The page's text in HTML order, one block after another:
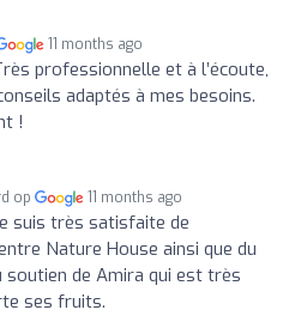
11 months ago
professionnelle et à l’écoute,
adaptés à mes besoins.
!
op 11 months ago
suis très satisfaite de
Nature House ainsi que du
de Amira qui est très
ses fruits.